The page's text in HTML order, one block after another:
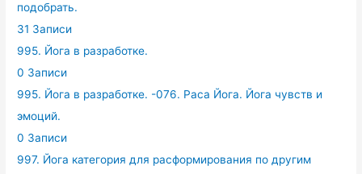
подобрать.
31 Записи
995. Йога в разработке.
0 Записи
995. Йога в разработке. -076. Раса Йога. Йога чувств и
эмоций.
0 Записи
997. Йога категория для расформирования по другим